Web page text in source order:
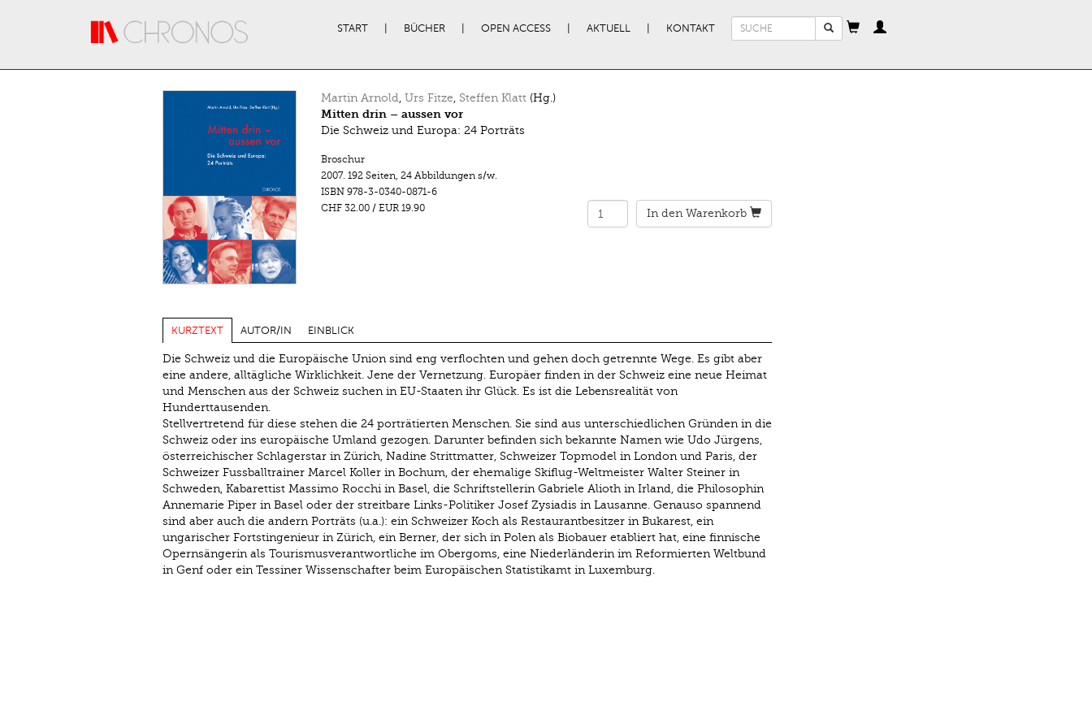
START BÜCHER OPEN ACCESS AKTUELL KONTAKT
Suchformular
Martin Arnold, Urs Fitze, Steffen Klatt(Hg.)
Mitten drin – aussen vor
Die Schweiz und Europa: 24 Porträts
Broschur
2007. 192 Seiten, 24 Abbildungen s/w.
ISBN 978-3-0340-0871-6
CHF 32.00/ EUR 19.90 In den Warenkorb
KURZTEXT AUTOR/IN EINBLICK
Die Schweiz und die Europäische Union sind eng verﬂochten und gehen doch getrennte Wege. Es gibt aber
eine andere, alltägliche Wirklichkeit. Jene der Vernetzung. Europäer ﬁnden in der Schweiz eine neue Heimat
und Menschen aus der Schweiz suchen in EU-Staaten ihr Glück. Es ist die Lebensrealität von
Hunderttausenden.
Stellvertretend für diese stehen die 24 porträtierten Menschen. Sie sind aus unterschiedlichen Gründen in die
Schweiz oder ins europäische Umland gezogen. Darunter beﬁnden sich bekannte Namen wie Udo Jürgens,
österreichischer Schlagerstar in Zürich, Nadine Strittmatter, Schweizer Topmodel in London und Paris, der
Schweizer Fussballtrainer Marcel Koller in Bochum, der ehemalige Skiﬂug-Weltmeister Walter Steiner in
Schweden, Kabarettist Massimo Rocchi in Basel, die Schriftstellerin Gabriele Alioth in Irland, die Philosophin
Annemarie Piper in Basel oder der streitbare Links-Politiker Josef Zysiadis in Lausanne. Genauso spannend
sind aber auch die andern Porträts (u.a.): ein Schweizer Koch als Restaurantbesitzer in Bukarest, ein
ungarischer Fortstingenieur in Zürich, ein Berner, der sich in Polen als Biobauer etabliert hat, eine ﬁnnische
Opernsängerin als Tourismusverantwortliche im Obergoms, eine Niederländerin im Reformierten Weltbund
in Genf oder ein Tessiner Wissenschafter beim Europäischen Statistikamt in Luxemburg.